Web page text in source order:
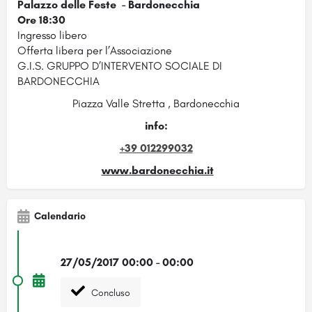
Palazzo delle Feste - Bardonecchia
Ore 18:30
Ingresso libero
Offerta libera per l’Associazione
G.I.S. GRUPPO D’INTERVENTO SOCIALE DI
BARDONECCHIA
Piazza Valle Stretta , Bardonecchia
info:
+39 012299032
www.bardonecchia.it
Calendario
27/05/2017 00:00 - 00:00
Concluso